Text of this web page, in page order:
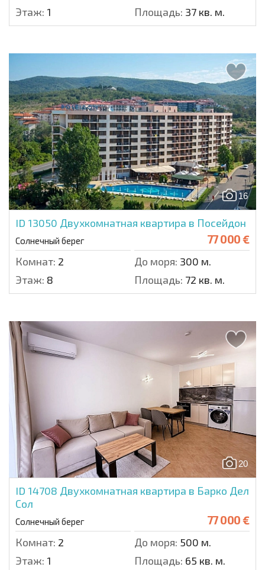
Этаж: 1 Площадь: 37 кв. м.
16
ID 13050 Двухкомнатная квартира в Посейдон
Солнечный берег 77 000 €
Комнат: 2 До моря: 300 м.
Этаж: 8 Площадь: 72 кв. м.
20
ID 14708 Двухкомнатная квартира в Барко Дел
Сол
Солнечный берег 77 000 €
Комнат: 2 До моря: 500 м.
Этаж: 1 Площадь: 65 кв. м.